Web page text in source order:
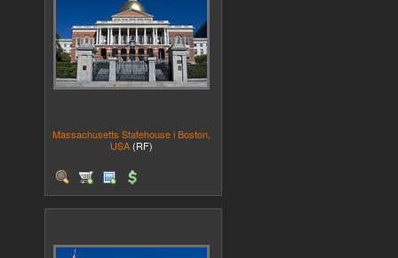
Massachusetts Statehouse i Boston,
USA (RF)